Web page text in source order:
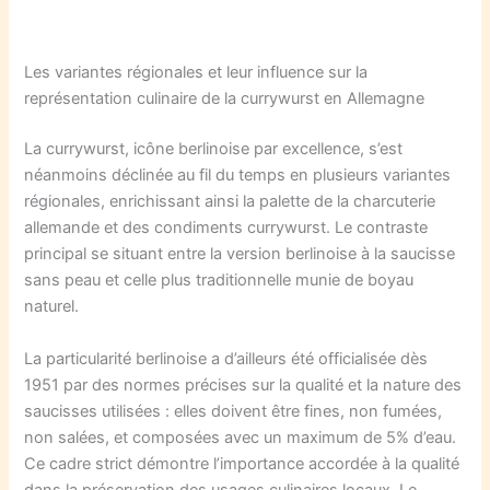
Les variantes régionales et leur influence sur la
représentation culinaire de la currywurst en Allemagne
La currywurst, icône berlinoise par excellence, s’est
néanmoins déclinée au fil du temps en plusieurs variantes
régionales, enrichissant ainsi la palette de la charcuterie
allemande et des condiments currywurst. Le contraste
principal se situant entre la version berlinoise à la saucisse
sans peau et celle plus traditionnelle munie de boyau
naturel.
La particularité berlinoise a d’ailleurs été officialisée dès
1951 par des normes précises sur la qualité et la nature des
saucisses utilisées : elles doivent être fines, non fumées,
non salées, et composées avec un maximum de 5% d’eau.
Ce cadre strict démontre l’importance accordée à la qualité